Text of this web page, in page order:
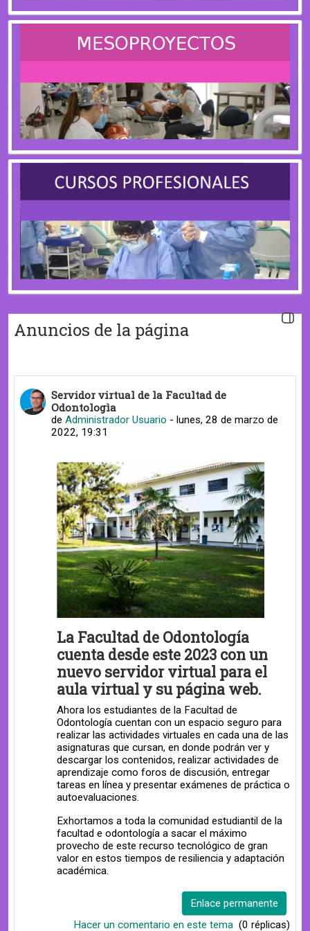
Abrir
Anuncios de la página
Servidor virtual de la Facultad de
Odontologìa
deAdministrador Usuario -lunes, 28 de marzo de
2022, 19:31
La Facultad de Odontología
cuenta desde este 2023 con un
nuevo servidor virtual para el
aula virtual y su página web.
Ahora los estudiantes de la Facultad de
Odontología cuentan con un espacio seguro para
realizar las actividades virtuales en cada una de las
asignaturas que cursan, en donde podrán ver y
descargar los contenidos, realizar actividades de
aprendizaje como foros de discusión, entregar
tareas en línea y presentar exámenes de práctica o
autoevaluaciones.
Exhortamos a toda la comunidad estudiantil de la
facultad e odontología a sacar el máximo
provecho de este recurso tecnológico de gran
valor en estos tiempos de resiliencia y adaptación
académica.
Enlace permanente
Hacer un comentario en este tema (0 réplicas)